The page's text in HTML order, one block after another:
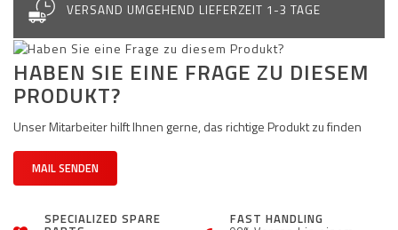
VERSAND UMGEHEND LIEFERZEIT 1-3 TAGE
HABEN SIE EINE FRAGE ZU DIESEM
PRODUKT?
Unser Mitarbeiter hilft Ihnen gerne, das richtige Produkt zu finden
MAIL SENDEN
SPECIALIZED SPARE FAST HANDLING